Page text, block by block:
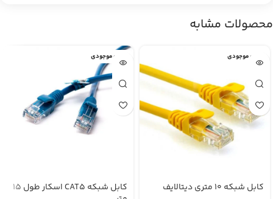
محصولات مشابه
اتمام موجودی
کابل شبکه 10 متری دیتالایف
اتمام موجودی
کابل شبکه CAT5 اسکار طول 15